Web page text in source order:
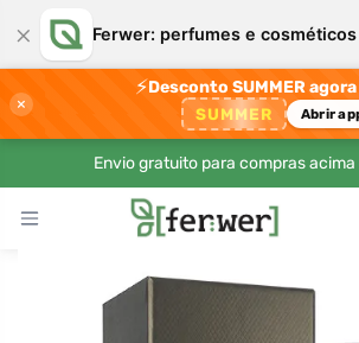
× Ferwer: perfumes e cosméticos
×
⚡Desconto SUMMER
SUMMER Abrir
Envio gratuito para compras acima